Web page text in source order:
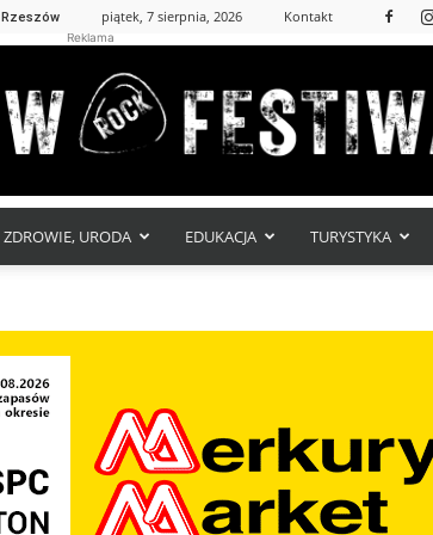
Rzeszów piątek, 7 sierpnia, 2026 Kontakt
Reklama
ZDROWIE, URODA EDUKACJA TURYSTYKA